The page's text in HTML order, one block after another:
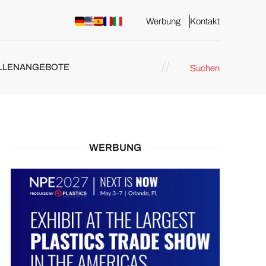
Werbung Kontakt
Suchen
WERBUNG